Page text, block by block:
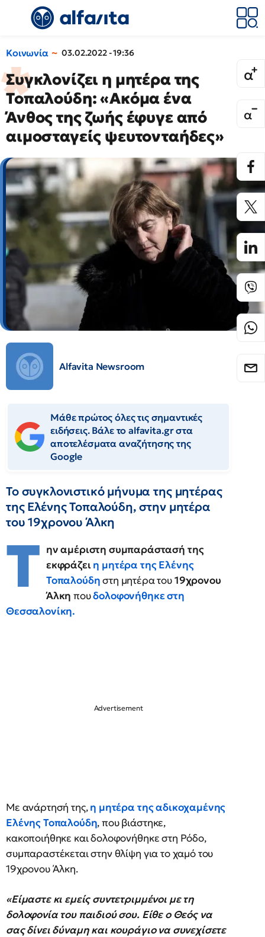
Κοινωνία 03.02.2022 - 19:36
Συγκλονίζει η μητέρα της
Τοπαλούδη: «Ακόμα ένα
Άνθος της ζωής έφυγε από
αιμοσταγείς ψευτονταήδες»
Alfavita Newsroom
Μάθε πρώτος όλες τις σημαντικές
ειδήσεις. Βάλε το alfavita.gr στα
αποτελέσματα αναζήτησης της
Google
Το συγκλονιστικό μήνυμα της μητέρας
της Ελένης Τοπαλούδη, στην μητέρα
του 19χρονου Άλκη
Τ ην αμέριστη συμπαράστασή της
εκφράζειη μητέρα της Ελένης
Τοπαλούδηστη μητέρα του19χρονου
Άλκη πουδολοφονήθηκε στη
Θεσσαλονίκη.
Με ανάρτησή της,η μητέρα της αδικοχαμένης
Ελένης Τοπαλούδη, που βιάστηκε,
κακοποιήθηκε και δολοφονήθηκε στη Ρόδο,
συμπαραστέκεται στην θλίψη για το χαμό του
19χρονου Άλκη.
«Είμαστε κι εμείς συντετριμμένοι με τη
δολοφονία του παιδιού σου. Είθε ο Θεός να
σας δίνει δύναμη και κουράγιο να συνεχίσετε